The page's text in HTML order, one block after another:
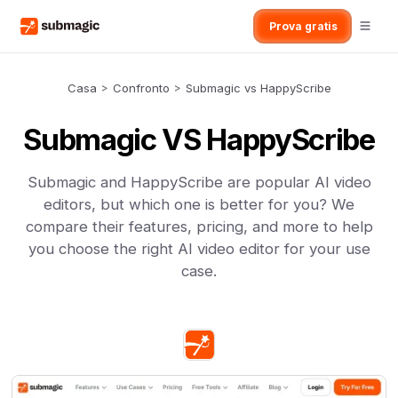
Prova gratis
Casa > Confronto > Submagic vs HappyScribe
Submagic VS HappyScribe
Submagic and HappyScribe are popular AI video
editors, but which one is better for you? We
compare their features, pricing, and more to help
you choose the right AI video editor for your use
case.